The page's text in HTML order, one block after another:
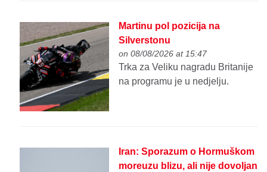
Martinu pol pozicija na
Silverstonu
on 08/08/2026 at 15:47
Trka za Veliku nagradu Britanije
na programu je u nedjelju.
Iran: Sporazum o Hormuškom
moreuzu blizu, ali nije dovoljan